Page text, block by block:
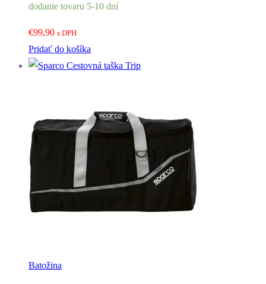
dodanie tovaru 5-10 dní
€99,90 s DPH
Pridať do košíka
Batožina